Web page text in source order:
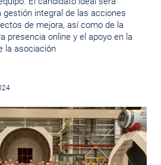
gestión integral de las acciones
de mejora, así como de la
presencia online y el apoyo en la
la asociación